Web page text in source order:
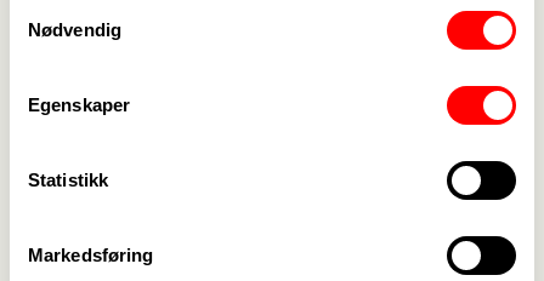
Nødvendig
Egenskaper
Statistikk
Markedsføring
Medlemskap